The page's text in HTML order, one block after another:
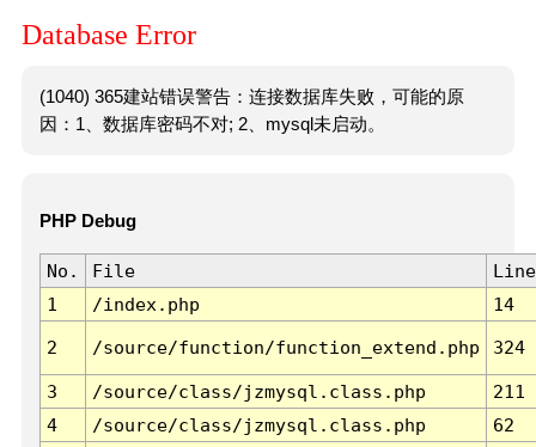
Database Error
(1040) 365建站错误警告：连接数据库失败，可能的原
因：1、数据库密码不对; 2、mysql未启动。
PHP Debug
No. File
Line
1
/index.php 14
2 /source/function/function_extend.php 324
3 /source/class/jzmysql.class.php
211
4
/source/class/jzmysql.class.php
62